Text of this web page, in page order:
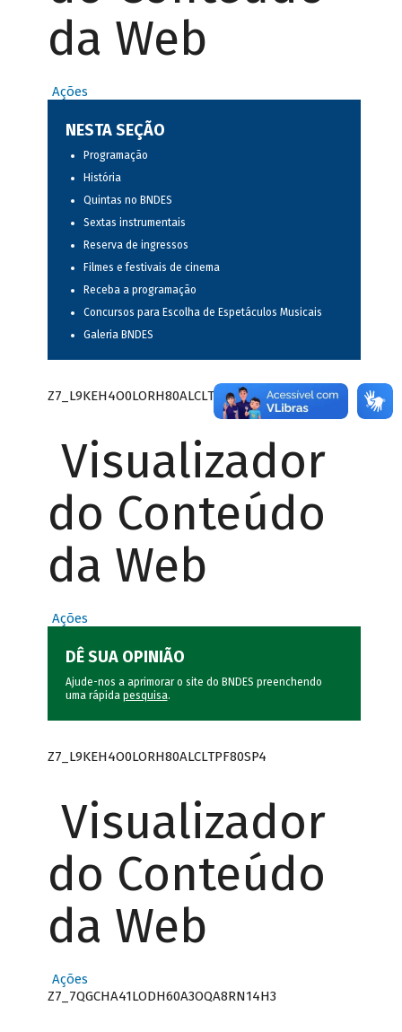
da Web
Ações
NESTA SEÇÃO
Programação
História
Quintas no BNDES
Sextas instrumentais
Reserva de ingressos
Filmes e festivais de cinema
Receba a programação
Concursos para Escolha de Espetáculos Musicais
Galeria BNDES
Z7_L9KEH4O0LORH80ALCLTPF80S97
Visualizador
do Conteúdo
da Web
Ações
DÊ SUA OPINIÃO
Ajude-nos a aprimorar o site do BNDES preenchendo
uma rápida pesquisa.
Z7_L9KEH4O0LORH80ALCLTPF80SP4
Visualizador
do Conteúdo
da Web
Ações
Z7_7QGCHA41LODH60A3OQA8RN14H3